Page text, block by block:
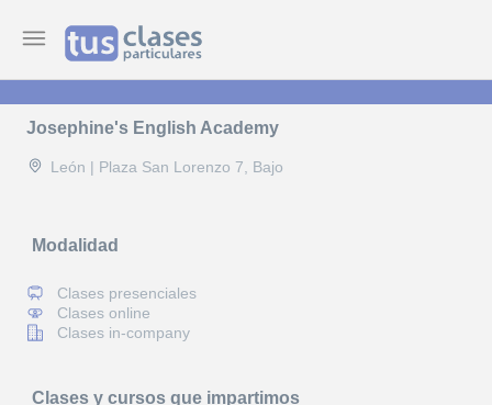
Josephine's English Academy
León | Plaza San Lorenzo 7, Bajo
Modalidad
Clases presenciales
Clases online
Clases in-company
Clases y cursos que impartimos